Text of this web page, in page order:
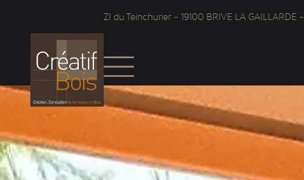
ZI du Teinchurier – 19100 BRIVE LA GAILLARDE –